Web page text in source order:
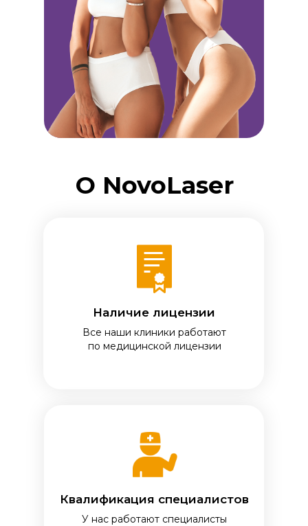
О NovoLaser
Уже 8 лет дарим эффективную
лазерную эпиляцию
Опыт
Все наши клиники работают
по медицинской лицензии
Наличие лицензии
Квалификация специалистов
У нас работают специалисты